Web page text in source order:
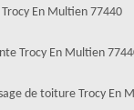
En Multien 77440
Trocy En Multien
de toiture Trocy En